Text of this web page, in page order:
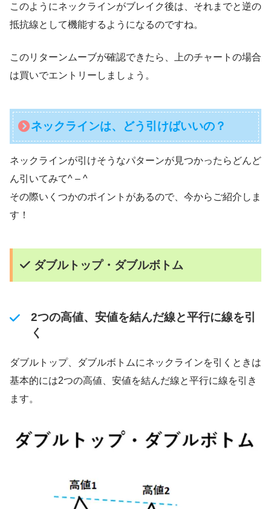
このようにネックラインがブレイク後は、それまでと逆の
抵抗線として機能するようになるのですね。
このリターンムーブが確認できたら、上のチャートの場合
は買いでエントリーしましょう。
ネックラインは、どう引けばいいの？
ネックラインが引けそうなパターンが見つかったらどんど
ん引いてみて^ – ^
その際いくつかのポイントがあるので、今からご紹介しま
す！
ダブルトップ・ダブルボトム
2つの高値、安値を結んだ線と平行に線を引
く
ダブルトップ、ダブルボトムにネックラインを引くときは
基本的には2つの高値、安値を結んだ線と平行に線を引き
ます。